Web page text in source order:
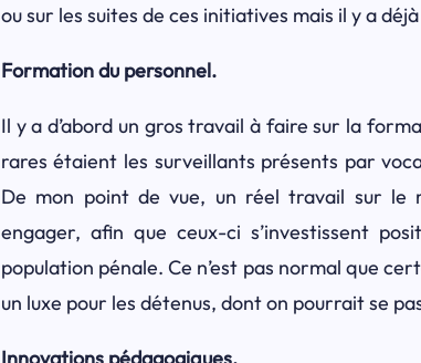
ou sur les suites de ces initiatives mais il y a
Formation du personnel.
Il y a d’abord un gros travail à faire sur la
rares étaient les surveillants présents par
De mon point de vue, un réel travail sur le
engager, afin que ceux-ci s’investissent
population pénale. Ce n’est pas normal que
un luxe pour les détenus, dont on pourrait se